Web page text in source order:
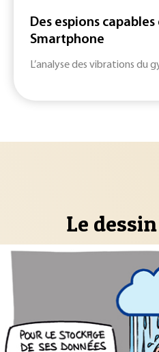
Des espions
Smartphone
L’analyse des vibrations du
Le